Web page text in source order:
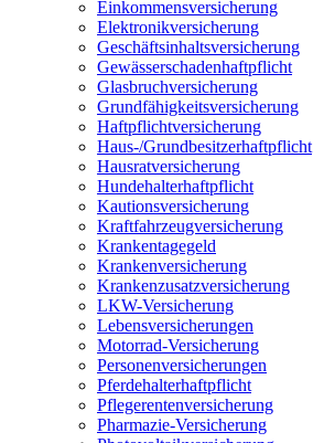
Einkommensversicherung
Elektronikversicherung
Geschäftsinhaltsversicherung
Gewässerschadenhaftpflicht
Glasbruchversicherung
Grundfähigkeitsversicherung
Haftpflichtversicherung
Haus-/Grundbesitzerhaftpflicht
Hausratversicherung
Hundehalterhaftpflicht
Kautionsversicherung
Kraftfahrzeugversicherung
Krankentagegeld
Krankenversicherung
Krankenzusatzversicherung
LKW-Versicherung
Lebensversicherungen
Motorrad-Versicherung
Personenversicherungen
Pferdehalterhaftpflicht
Pflegerentenversicherung
Pharmazie-Versicherung